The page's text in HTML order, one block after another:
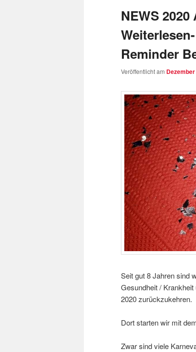
NEWS
Reminder
Veröffentlicht am
Seit gut 8 Jahren sind
Gesundheit /
2020 zurückzukehren.
Dort starten wir mit
Zwar sind viele